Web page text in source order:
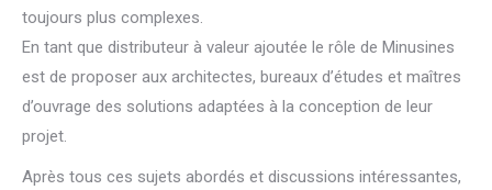
toujours plus complexes.
En tant que distributeur à valeur ajoutée le rôle de Minusines
est de proposer aux architectes, bureaux d’études et maîtres
d’ouvrage des solutions adaptées à la conception de leur
projet.
Après tous ces sujets abordés et discussions intéressantes,